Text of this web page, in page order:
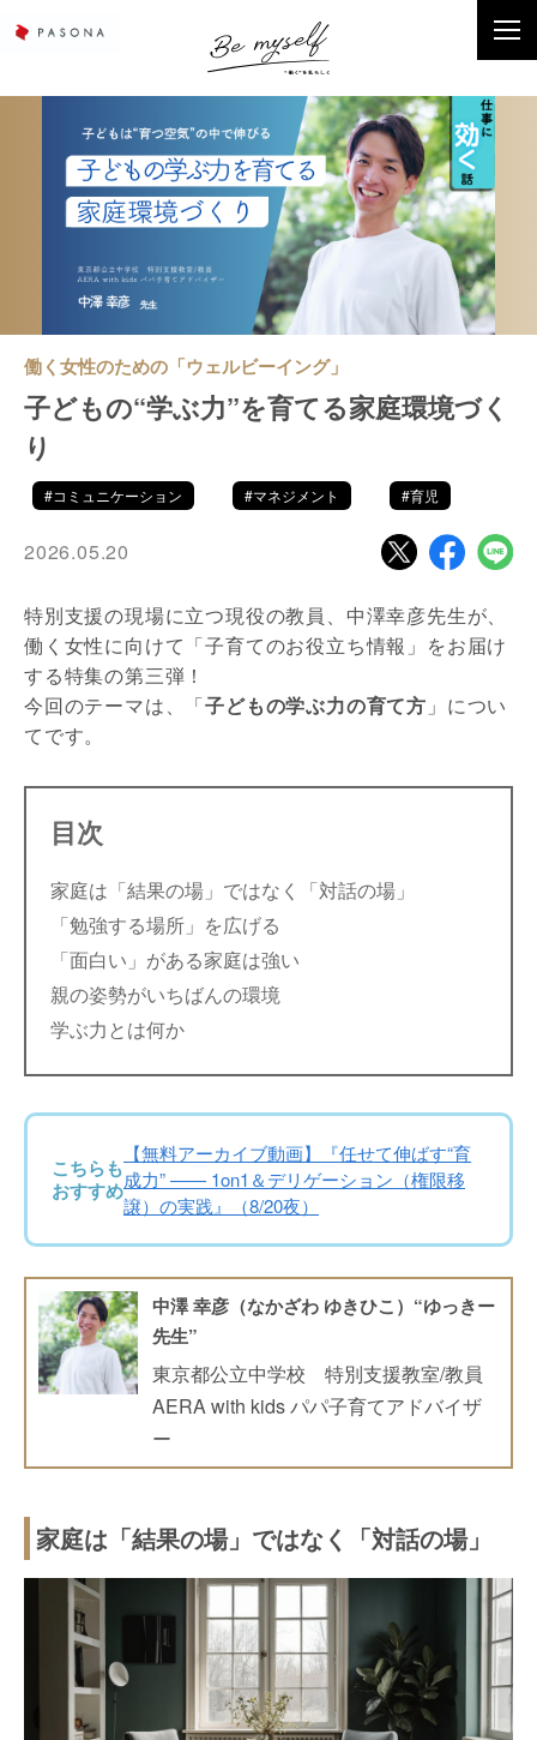
働く女性のための「ウェルビーイング」
子どもの“学ぶ力”を育てる家庭環境づく
り
#コミュニケーション #マネジメント #育児
2026.05.20
特別支援の現場に立つ現役の教員、中澤幸彦先生が、
働く女性に向けて「子育てのお役立ち情報」をお届け
する特集の第三弾！
今回のテーマは、「子どもの学ぶ力の育て方 」につい
てです。
目次
家庭は「結果の場」ではなく「対話の場」
「勉強する場所」を広げる
「面白い」がある家庭は強い
親の姿勢がいちばんの環境
学ぶ力とは何か
こちらも
おすすめ
【無料アーカイブ動画】『任せて伸ばす“育
成力” —— 1on1＆デリゲーション（権限移
譲）の実践』（8/20夜）
中澤 幸彦（なかざわ ゆきひこ）“ゆっきー
先生”
東京都公立中学校 特別支援教室/教員
AERA with kids パパ子育てアドバイザ
ー
家庭は「結果の場」ではなく「対話の場」